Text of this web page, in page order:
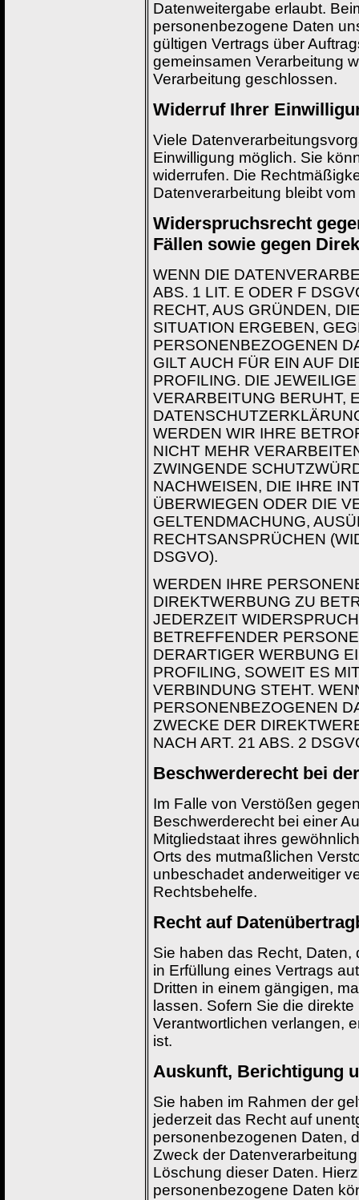
Datenweitergabe erlaubt.
personenbezogene Daten
gültigen Vertrags über
gemeinsamen Verarbeitung
Verarbeitung geschlossen.
Widerruf Ihrer
Viele
Einwilligung möglich. Sie
widerrufen. Die
Datenverarbeitung bleibt
Widerspruchsrecht
Fällen sowie gegen
WENN DIE
ABS. 1 LIT. E ODER F
RECHT, AUS GRÜNDEN,
SITUATION ERGEBEN,
PERSONENBEZOGENEN
GILT AUCH FÜR EIN AUF
PROFILING. DIE
VERARBEITUNG BERUHT,
WERDEN WIR IHRE
NICHT MEHR
ZWINGENDE
NACHWEISEN, DIE IHRE
ÜBERWIEGEN ODER DIE
GELTENDMACHUNG,
RECHTSANSPRÜCHEN
DSGVO).
WERDEN IHRE
DIREKTWERBUNG ZU
JEDERZEIT
BETREFFENDER
DERARTIGER WERBUNG
PROFILING, SOWEIT ES
VERBINDUNG STEHT.
PERSONENBEZOGENEN
ZWECKE DER
NACH ART. 21 ABS. 2
Beschwerde­recht bei
Im Falle von Verstößen
Beschwerderecht bei einer
Mitgliedstaat ihres
Orts des mutmaßlichen
unbeschadet anderweitiger
Rechtsbehelfe.
Recht auf
Sie haben das Recht, Daten,
in Erfüllung eines Vertrags
Dritten in einem gängigen,
lassen. Sofern Sie die
Verantwortlichen verlangen,
ist.
Auskunft, Berichtigung
Sie haben im Rahmen der
jederzeit das Recht auf
personenbezogenen Daten,
Zweck der
Löschung dieser Daten.
personenbezogene Daten